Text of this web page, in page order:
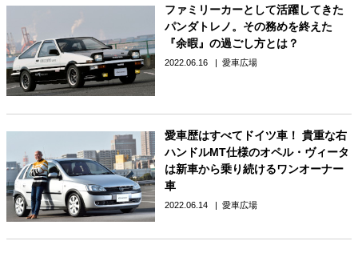
ファミリーカーとして活躍してきた
パンダトレノ。その務めを終えた
『余暇』の過ごし方とは？
2022.06.16 愛車広場
愛車歴はすべてドイツ車！ 貴重な右
ハンドルMT仕様のオペル・ヴィータ
は新車から乗り続けるワンオーナー
車
2022.06.14 愛車広場